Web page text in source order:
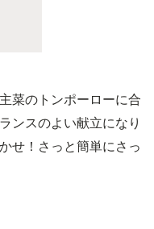
菜のトンポーローに合
ンスのよい献立になり
せ！さっと簡単にさっ